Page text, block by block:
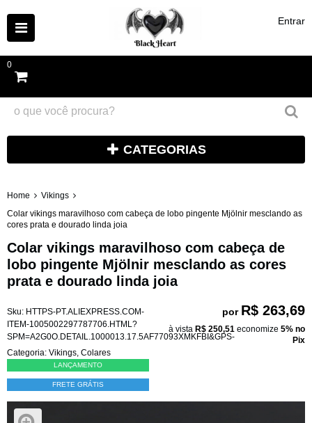
Entrar
0
CATEGORIAS
Home
Vikings
Colar vikings maravilhoso com cabeça de lobo pingente Mjölnir mesclando as
cores prata e dourado linda joia
Colar vikings maravilhoso com cabeça de
lobo pingente Mjölnir mesclando as cores
prata e dourado linda joia
Sku: HTTPS-PT.ALIEXPRESS.COM-
ITEM-1005002297787706.HTML?
SPM=A2G0O.DETAIL.1000013.17.5AF77093XMKFBI&GPS-
Categoria: Vikings Colares
LANÇAMENTO
FRETE GRÁTIS
por R$ 263,69
à vista R$ 250,51 economize 5% no
Pix